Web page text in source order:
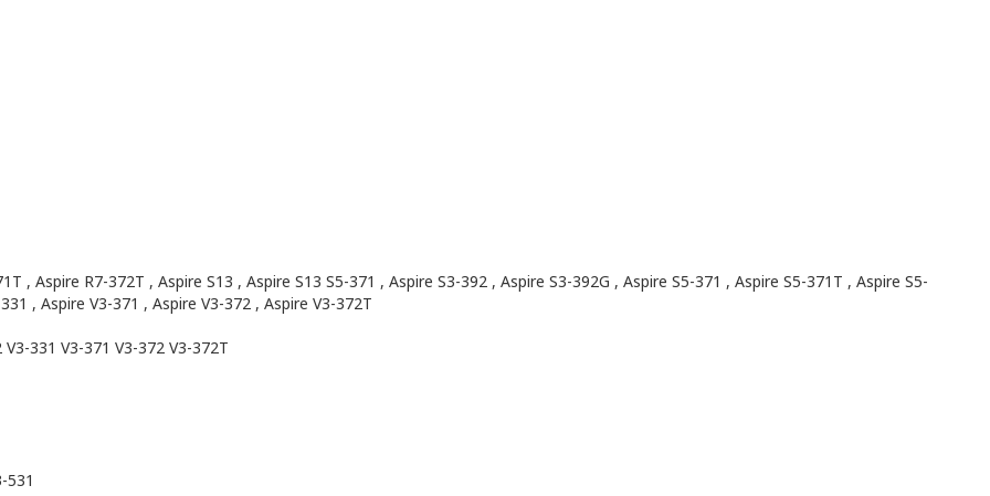
, Aspire R7-372T , Aspire S13 , Aspire S13 S5-371 , Aspire S3-392 , Aspire S3-392G , Aspire S5-371 , Aspire S5-371T , Aspire S5-
, Aspire V3-371 , Aspire V3-372 , Aspire V3-372T
331 V3-371 V3-372 V3-372T
531